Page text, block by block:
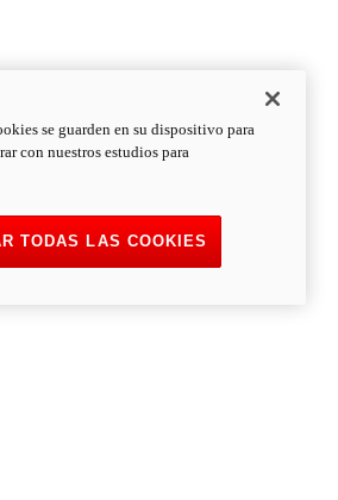
se guarden en su dispositivo para
con nuestros estudios para
TODAS LAS COOKIES